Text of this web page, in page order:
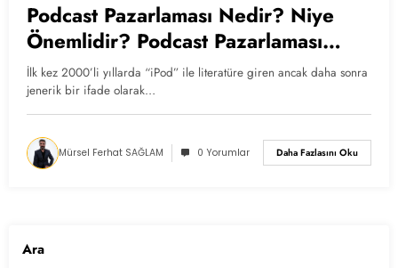
Podcast Pazarlaması Nedir? Niye
Önemlidir? Podcast Pazarlaması
Nasıl Yapılır?
İlk kez 2000’li yıllarda “iPod” ile literatüre giren ancak daha sonra
jenerik bir ifade olarak…
Mürsel Ferhat SAĞLAM 0 Yorumlar Daha Fazlasını Oku
Ara